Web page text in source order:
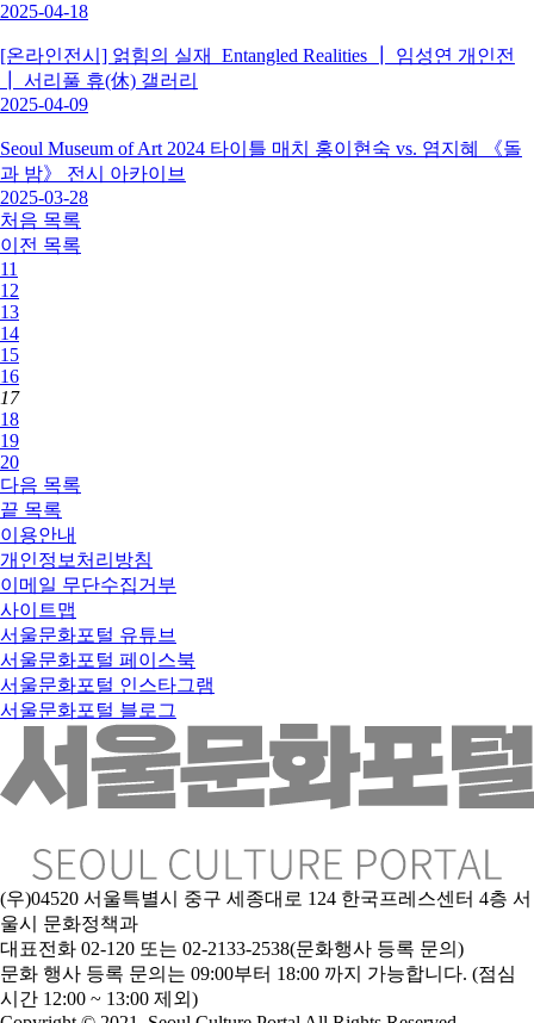
2025-04-18
[온라인전시] 얽힘의 실재_Entangled Realities ┃ 임성연 개인전
┃ 서리풀 휴(休) 갤러리
2025-04-09
Seoul Museum of Art 2024 타이틀 매치 홍이현숙 vs. 염지혜 《돌
과 밤》 전시 아카이브
2025-03-28
처음 목록
이전 목록
11
12
13
14
15
16
17
18
19
20
다음 목록
끝 목록
이용안내
개인정보처리방침
이메일 무단수집거부
사이트맵
서울문화포털 유튜브
서울문화포털 페이스북
서울문화포털 인스타그램
서울문화포털 블로그
(우)04520 서울특별시 중구 세종대로 124 한국프레스센터 4층 서
울시 문화정책과
대표전화 02-120 또는 02-2133-2538(문화행사 등록 문의)
문화 행사 등록 문의는 09:00부터 18:00 까지 가능합니다. (점심
시간 12:00 ~ 13:00 제외)